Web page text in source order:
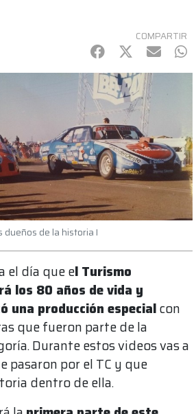
COMPARTIR
Facebook
Twitter
mail
dueños de la historia I
el día que el Turismo
los 80 años de vida y
una producción especialcon
que fueron parte de la
Durante estos videos vas a
pasaron por el TC y que
dentro de ella.